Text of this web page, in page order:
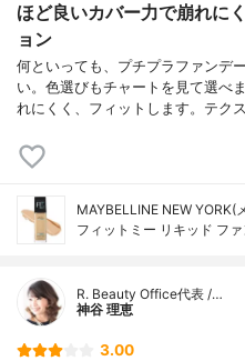
ほど良いカバー力で崩れに
ョン
何といっても、プチプラファンデ
い。色選びもチャートを見て選べ
れにくく、フィットします。テク
MAYBELLINE NEW YORK(
フィットミー リキッド フ
R. Beauty Office代表 /…
神谷 理恵
3.00